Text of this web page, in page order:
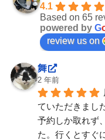
4.1
Based on 65
powered by G
review us on
舞
2 年前
ていただきまし
予約しか取れず
た。行くとすぐ